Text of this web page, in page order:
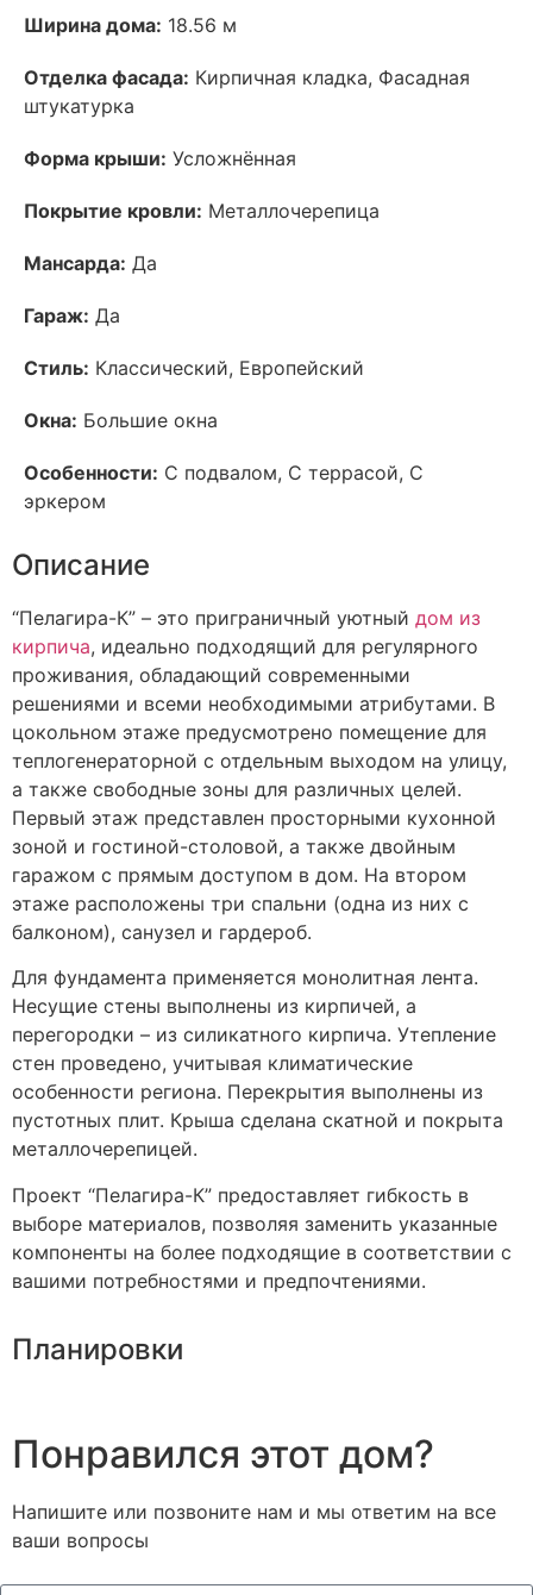
Ширина дома: 18.56 м
Отделка фасада: Кирпичная кладка, Фасадная
штукатурка
Форма крыши: Усложнённая
Покрытие кровли: Металлочерепица
Мансарда: Да
Гараж: Да
Стиль: Классический, Европейский
Окна: Большие окна
Особенности: С подвалом, С террасой, С
эркером
Описание
“Пелагира-К” – это приграничный уютный дом из
кирпича, идеально подходящий для регулярного
проживания, обладающий современными
решениями и всеми необходимыми атрибутами. В
цокольном этаже предусмотрено помещение для
теплогенераторной с отдельным выходом на улицу,
а также свободные зоны для различных целей.
Первый этаж представлен просторными кухонной
зоной и гостиной-столовой, а также двойным
гаражом с прямым доступом в дом. На втором
этаже расположены три спальни (одна из них с
балконом), санузел и гардероб.
Для фундамента применяется монолитная лента.
Несущие стены выполнены из кирпичей, а
перегородки – из силикатного кирпича. Утепление
стен проведено, учитывая климатические
особенности региона. Перекрытия выполнены из
пустотных плит. Крыша сделана скатной и покрыта
металлочерепицей.
Проект “Пелагира-К” предоставляет гибкость в
выборе материалов, позволяя заменить указанные
компоненты на более подходящие в соответствии с
вашими потребностями и предпочтениями.
Планировки
Понравился этот дом?
Напишите или позвоните нам и мы ответим на все
ваши вопросы